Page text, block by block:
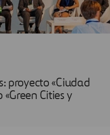
proyecto «Ciudad
Cities y